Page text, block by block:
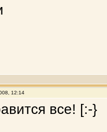
12:14
все! [:-}